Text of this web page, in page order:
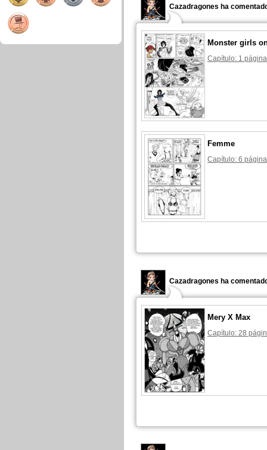
Cazadragones ha
Monster girls
Capítulo: 1
Femme
Capítulo: 6
Cazadragones ha
Mery X Max
Capítulo: 28